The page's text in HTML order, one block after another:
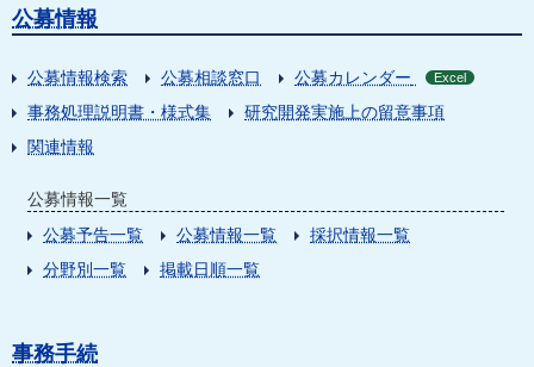
公募情報
公募情報検索 公募相談窓口 公募カレンダー Excel
事務処理説明書・様式集
研究開発実施上の留意事項
関連情報
公募情報一覧
公募予告一覧
公募情報一覧
採択情報一覧
分野別一覧
掲載日順一覧
事務手続